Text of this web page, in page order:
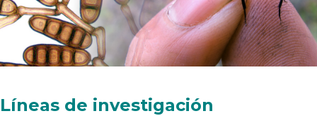
Líneas de investigación